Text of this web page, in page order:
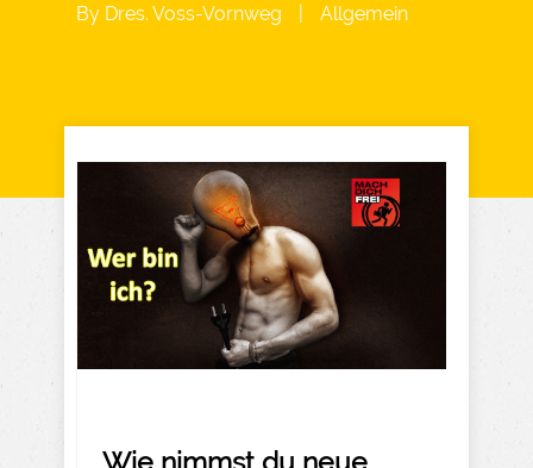
By Dres. Voss-Vornweg Allgemein